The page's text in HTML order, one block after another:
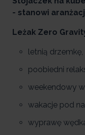
- stanowi
Leżak Zero
letnią drzemkę,
poobiedni
weekendowy
wakacje pod
wyprawę